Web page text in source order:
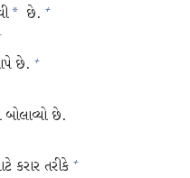
* છે. +
છે. +
છે.
કરાર તરીકે +